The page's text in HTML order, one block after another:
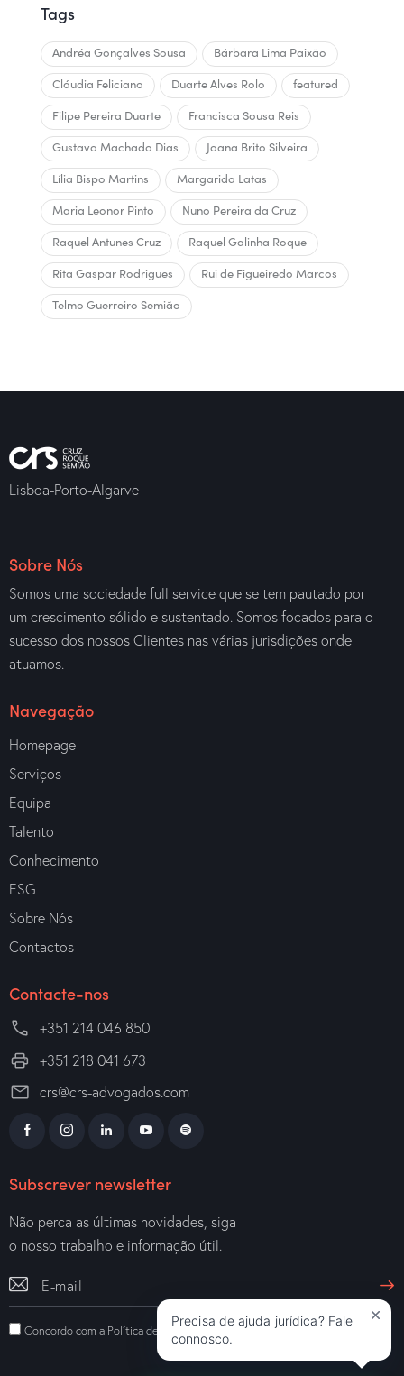
Tags
Andréa Gonçalves Sousa
Bárbara Lima Paixão
Cláudia Feliciano
Duarte Alves Rolo
featured
Filipe Pereira Duarte
Francisca Sousa Reis
Gustavo Machado Dias
Joana Brito Silveira
Lília Bispo Martins
Margarida Latas
Maria Leonor Pinto
Nuno Pereira da Cruz
Raquel Antunes Cruz
Raquel Galinha Roque
Rita Gaspar Rodrigues
Rui de Figueiredo Marcos
Telmo Guerreiro Semião
Lisboa-Porto-Algarve
Sobre Nós
Somos uma sociedade full service que se tem pautado por
um crescimento sólido e sustentado. Somos focados para o
sucesso dos nossos Clientes nas várias jurisdições onde
atuamos.
Navegação
Homepage
Serviços
Equipa
Talento
Conhecimento
ESG
Sobre Nós
Contactos
Contacte-nos
+351 214 046 850
+351 218 041 673
crs@crs-advogados.com
Subscrever newsletter
Não perca as últimas novidades, siga
o nosso trabalho e informação útil.
Concordo com a Política de Privacidade
Precisa de ajuda jurídica? Fale
connosco.